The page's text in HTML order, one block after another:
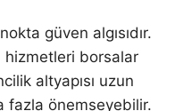
güven algısıdır.
hizmetleri borsalar
altyapısı uzun
fazla önemseyebilir.